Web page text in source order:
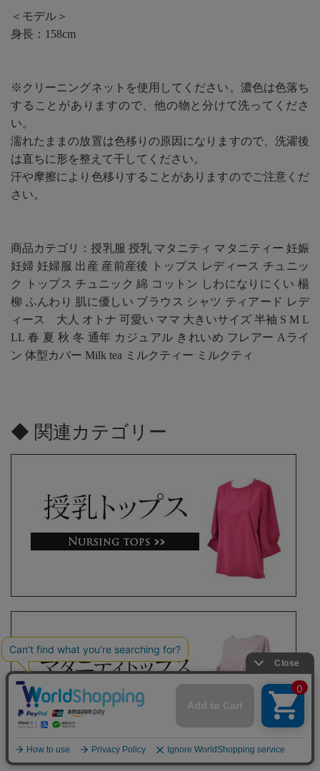
＜モデル＞
身長：158cm
※クリーニングネットを使用してください。濃色は色落ち
することがありますので、他の物と分けて洗ってくださ
い。
濡れたままの放置は色移りの原因になりますので、洗濯後
は直ちに形を整えて干してください。
汗や摩擦により色移りすることがありますのでご注意くだ
さい。
商品カテゴリ：授乳服 授乳 マタニティ マタニティー 妊娠
妊婦 妊婦服 出産 産前産後 トップス レディース チュニッ
ク トップス チュニック 綿 コットン しわになりにくい 楊
柳 ふんわり 肌に優しい ブラウス シャツ ティアード レデ
ィース 大人 オトナ 可愛い ママ 大きいサイズ 半袖 S M L
LL 春 夏 秋 冬 通年 カジュアル きれいめ フレアー Aライ
ン 体型カバー Milk tea ミルクティー ミルクティ
◆ 関連カテゴリー